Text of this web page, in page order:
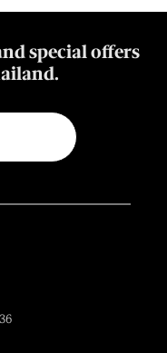
special offers